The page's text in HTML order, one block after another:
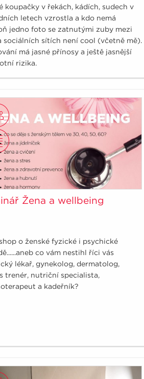
koupačky v řekách, kádích, sudech v
letech vzrostla a kdo nemá
jedno foto se zatnutými zuby mezi
sociálních sítích není cool (včetně mě).
má jasné přínosy a ještě jasnější
rizika.
Žena a wellbeing
o ženské fyzické i psychické
co vám nestihl říci vás
lékař, gynekolog, dermatolog,
trenér, nutriční specialista,
a kadeřník?